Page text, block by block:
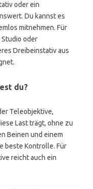
oder ein
Du kannst es
mitnehmen. Für
oder
Dreibeinstativ aus
du?
Teleobjektive,
Last trägt, ohne zu
Beinen und einem
beste Kontrolle. Für
reicht auch ein